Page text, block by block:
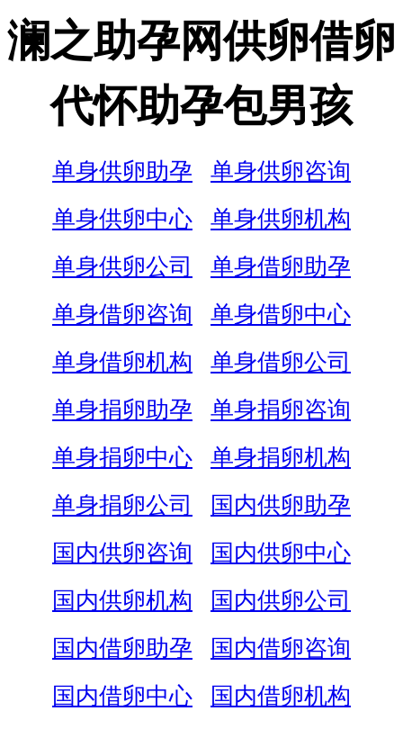
澜之助孕网供卵借卵
代怀助孕包男孩
单身供卵助孕
单身供卵咨询
单身供卵中心
单身供卵机构
单身供卵公司
单身借卵助孕
单身借卵咨询
单身借卵中心
单身借卵机构
单身借卵公司
单身捐卵助孕
单身捐卵咨询
单身捐卵中心
单身捐卵机构
单身捐卵公司
国内供卵助孕
国内供卵咨询
国内供卵中心
国内供卵机构
国内供卵公司
国内借卵助孕
国内借卵咨询
国内借卵中心
国内借卵机构